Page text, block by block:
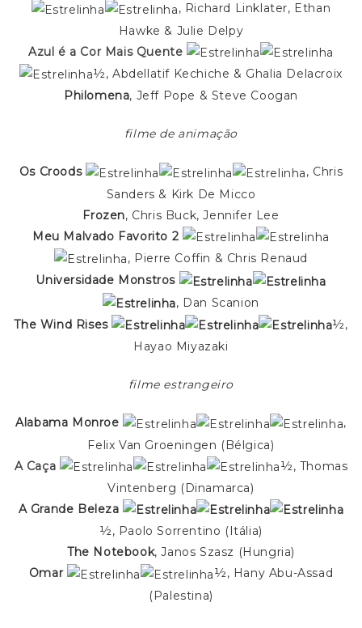
, Richard Linklater, Ethan
Hawke & Julie Delpy
Azul é a Cor Mais Quente
½, Abdellatif Kechiche & Ghalia Delacroix
Philomena, Jeff Pope & Steve Coogan
filme de animação
Os Croods
, Chris
Sanders & Kirk De Micco
Frozen, Chris Buck, Jennifer Lee
Meu Malvado Favorito 2
, Pierre Coffin & Chris Renaud
Universidade Monstros
, Dan Scanion
The Wind Rises
½,
Hayao Miyazaki
filme estrangeiro
Alabama Monroe
,
Felix Van Groeningen (Bélgica)
A Caça
½, Thomas
Vintenberg (Dinamarca)
A Grande Beleza
½, Paolo Sorrentino (Itália)
The Notebook, Janos Szasz (Hungria)
Omar
½, Hany Abu-Assad
(Palestina)